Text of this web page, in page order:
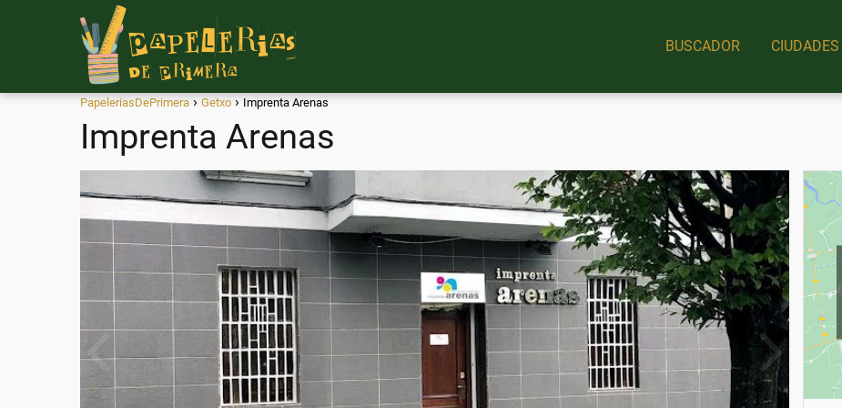
BUSCADOR CIUDADES
PapeleriasDePrimera Getxo Imprenta Arenas
Imprenta Arenas